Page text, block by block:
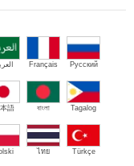
Français Русский
語 বাংলা Tagalog
ไทย Türkçe